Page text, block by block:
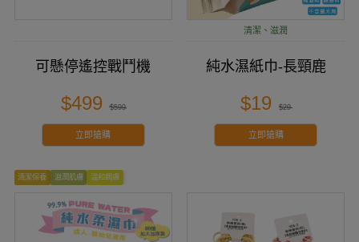
可懸停遙控戰鬥機
$499 $599
立即搶購
清潔、滋潤
純水濕紙巾-長頸鹿
$19 $29
立即搶購
清潔保養 滋潤肌膚 溫和親膚